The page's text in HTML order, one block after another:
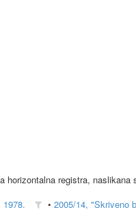
registra, naslikana
• 2005/14, "Skriveno